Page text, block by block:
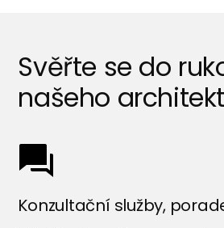
Svěřte se do
našeho
Konzultační služby,